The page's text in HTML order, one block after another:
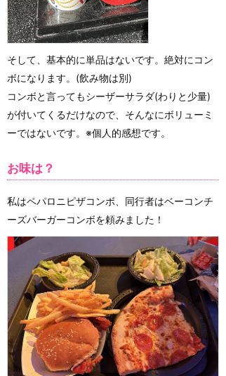
そして、基本的に単品はないです。絶対にコン
ボになります。(飲み物は別)
コンボと言ってもシーザーサラダ(わりと少量)
が付いてくるだけなので、そんなにボリューミ
ーではないです。※個人的感想です。
お味は？
私はペパロニピザコンボ、同行者はベーコンチ
ーズバーガーコンボを頼みました！